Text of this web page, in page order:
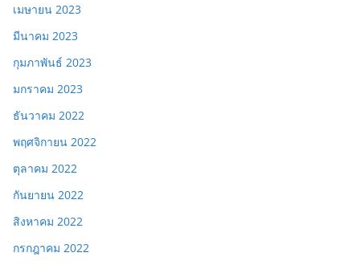
เมษายน 2023
มีนาคม 2023
กุมภาพันธ์ 2023
มกราคม 2023
ธันวาคม 2022
พฤศจิกายน 2022
ตุลาคม 2022
กันยายน 2022
สิงหาคม 2022
กรกฎาคม 2022